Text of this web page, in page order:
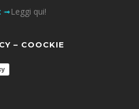
➟Leggi qui!
– COOCKIE